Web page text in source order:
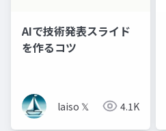
AIで技術発表スライド
を作るコツ
laiso 𝕏 4.1K